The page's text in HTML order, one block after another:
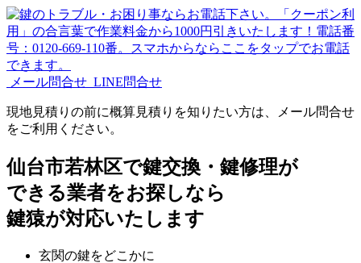
メール問合せ LINE問合せ
現地見積りの前に概算見積りを知りたい方は、メール問合せ
をご利用ください。
仙台市若林区で鍵交換・鍵修理が
できる業者をお探しなら
鍵猿が対応いたします
玄関の鍵をどこかに